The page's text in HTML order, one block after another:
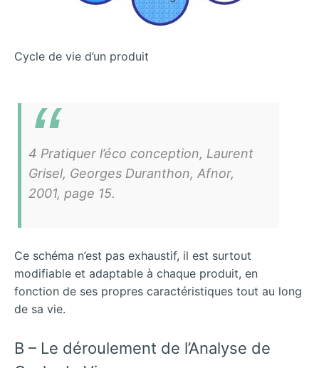
Cycle de vie d’un produit
4 Pratiquer l’éco conception, Laurent
Grisel, Georges Duranthon, Afnor,
2001, page 15.
Ce schéma n’est pas exhaustif, il est surtout
modifiable et adaptable à chaque produit, en
fonction de ses propres caractéristiques tout au long
de sa vie.
B – Le déroulement de l’Analyse de